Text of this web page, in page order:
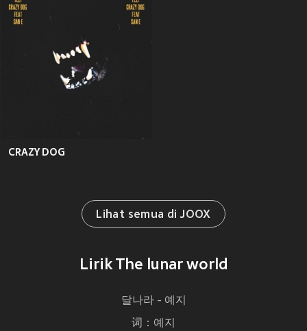
CRAZY DOG
Lihat semua di JOOX
Lirik The lunar world
달나라 - 예지
词：예지